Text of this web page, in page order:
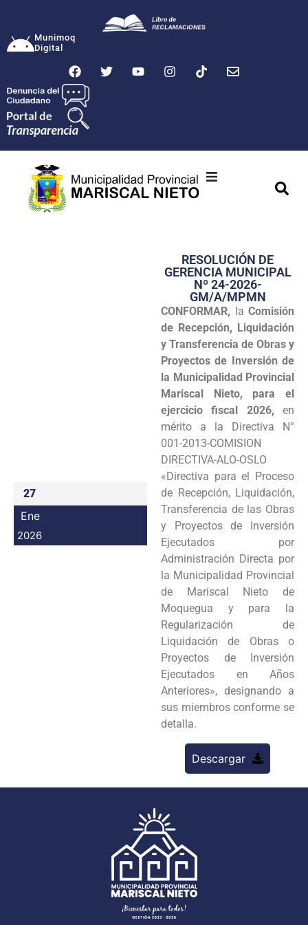
Munimoq
Digital
Transparencia
Seguridad
Programas
Intranet
27
Ene
2026
RESOLUCIÓN DE
GERENCIA MUNICIPAL
Nº 24-2026-
GM/A/MPMN
CONFORMAR, la Comisión
de Recepción, Liquidación
y Transferencia de Obras y
Proyectos de Inversión de
la Municipalidad Provincial
Mariscal Nieto, para el
ejercicio fiscal 2026, en
mérito a la Directiva N°
001-2013-COMISION
DIRECTIVA-ALO-OSLO
«Directiva para el Proceso
de Recepción, Liquidación,
Transferencia de las Obras
y Proyectos de Inversión
Ejecutados por
Administración Directa por
la Municipalidad Provincial
de Mariscal Nieto de
Moquegua y para la
Regularización de
Liquidación de Obras o
Proyectos de Inversión
Ejecutados en Años
Anteriores», designando a
sus miembros conforme se
detalla.
Descargar